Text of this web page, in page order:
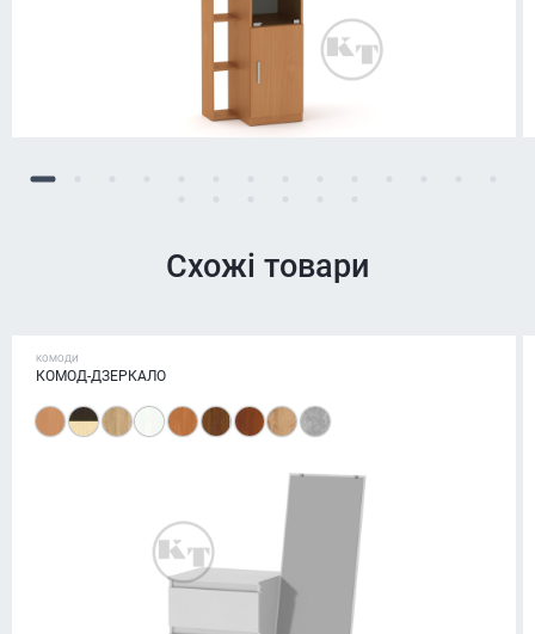
Схожі товари
КОМОДИ
КОМОД-ДЗЕРКАЛО